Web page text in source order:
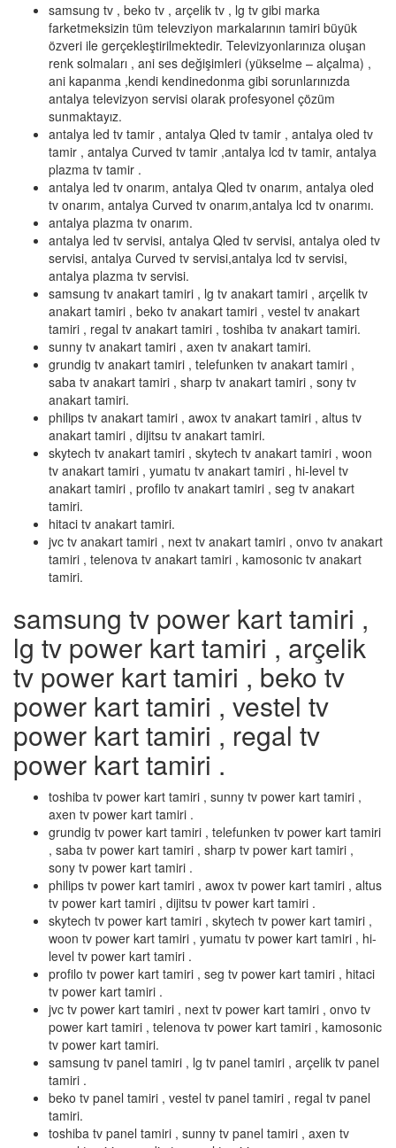
samsung tv , beko tv , arçelik tv , lg tv gibi marka
farketmeksizin tüm televziyon markalarının tamiri büyük
özveri ile gerçekleştirilmektedir. Televizyonlarınıza oluşan
renk solmaları , ani ses değişimleri (yükselme – alçalma) ,
ani kapanma ,kendi kendinedonma gibi sorunlarınızda
antalya televizyon servisi olarak profesyonel çözüm
sunmaktayız.
antalya led tv tamir , antalya Qled tv tamir , antalya oled tv
tamir , antalya Curved tv tamir ,antalya lcd tv tamir, antalya
plazma tv tamir .
antalya led tv onarım, antalya Qled tv onarım, antalya oled
tv onarım, antalya Curved tv onarım,antalya lcd tv onarımı.
antalya plazma tv onarım.
antalya led tv servisi, antalya Qled tv servisi, antalya oled tv
servisi, antalya Curved tv servisi,antalya lcd tv servisi,
antalya plazma tv servisi.
samsung tv anakart tamiri , lg tv anakart tamiri , arçelik tv
anakart tamiri , beko tv anakart tamiri , vestel tv anakart
tamiri , regal tv anakart tamiri , toshiba tv anakart tamiri.
sunny tv anakart tamiri , axen tv anakart tamiri.
grundig tv anakart tamiri , telefunken tv anakart tamiri ,
saba tv anakart tamiri , sharp tv anakart tamiri , sony tv
anakart tamiri.
philips tv anakart tamiri , awox tv anakart tamiri , altus tv
anakart tamiri , dijitsu tv anakart tamiri.
skytech tv anakart tamiri , skytech tv anakart tamiri , woon
tv anakart tamiri , yumatu tv anakart tamiri , hi-level tv
anakart tamiri , profilo tv anakart tamiri , seg tv anakart
tamiri.
hitaci tv anakart tamiri.
jvc tv anakart tamiri , next tv anakart tamiri , onvo tv anakart
tamiri , telenova tv anakart tamiri , kamosonic tv anakart
tamiri.
samsung tv power kart tamiri ,
lg tv power kart tamiri , arçelik
tv power kart tamiri , beko tv
power kart tamiri , vestel tv
power kart tamiri , regal tv
power kart tamiri .
toshiba tv power kart tamiri , sunny tv power kart tamiri ,
axen tv power kart tamiri .
grundig tv power kart tamiri , telefunken tv power kart tamiri
, saba tv power kart tamiri , sharp tv power kart tamiri ,
sony tv power kart tamiri .
philips tv power kart tamiri , awox tv power kart tamiri , altus
tv power kart tamiri , dijitsu tv power kart tamiri .
skytech tv power kart tamiri , skytech tv power kart tamiri ,
woon tv power kart tamiri , yumatu tv power kart tamiri , hi-
level tv power kart tamiri .
profilo tv power kart tamiri , seg tv power kart tamiri , hitaci
tv power kart tamiri .
jvc tv power kart tamiri , next tv power kart tamiri , onvo tv
power kart tamiri , telenova tv power kart tamiri , kamosonic
tv power kart tamiri.
samsung tv panel tamiri , lg tv panel tamiri , arçelik tv panel
tamiri .
beko tv panel tamiri , vestel tv panel tamiri , regal tv panel
tamiri.
toshiba tv panel tamiri , sunny tv panel tamiri , axen tv